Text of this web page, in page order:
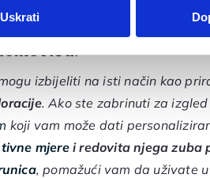
Uskrati
:
izbijeliti na isti način kao
. Ako ste zabrinuti za
koji vam može dati
mjerei redovita njega zuba
, pomažući vam da uživate